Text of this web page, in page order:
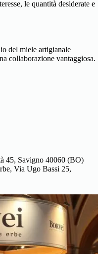
le quantità desiderate e
del miele artigianale
collaborazione vantaggiosa.
45, Savigno 40060 (BO)
Via Ugo Bassi 25,